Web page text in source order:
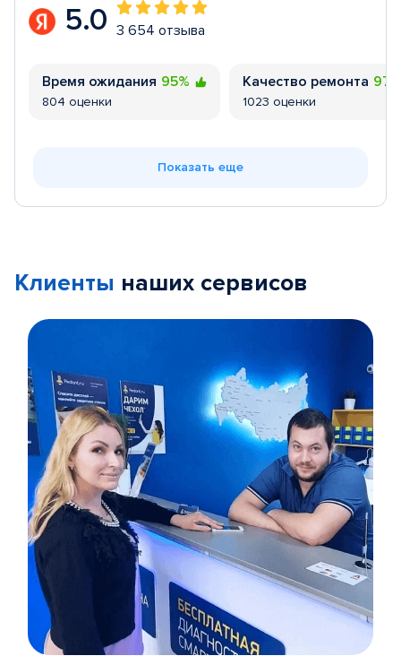
5.0 3 654 отзыва
Время ожидания 95%
804 оценки
Качество ремонта
1023 оценки
Показать еще
Клиенты наших сервисов